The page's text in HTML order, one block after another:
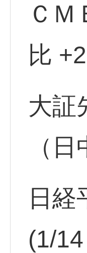
Ｃ
比
大証
（
日
(1/